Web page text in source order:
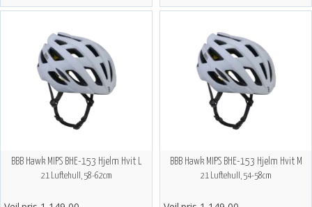
BBB Hawk MIPS BHE-153 Hjelm Hvit L
21 Luftehull, 58-62cm
BBB Hawk MIPS BHE-153 Hjelm Hvit M
21 Luftehull, 54-58cm